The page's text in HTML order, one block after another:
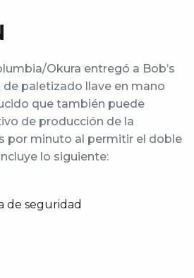
Okura entregó a Bob’s
de paletizado llave en mano
que también puede
de producción de la
por minuto al permitir el doble
lo siguiente:
de seguridad